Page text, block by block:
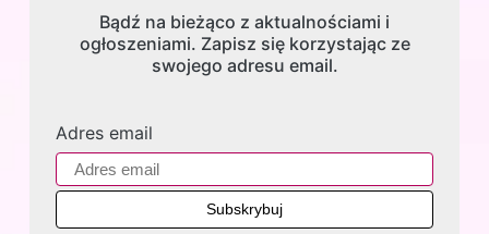
Bądź na bieżąco z aktualnościami i
ogłoszeniami. Zapisz się korzystając ze
swojego adresu email.
Adres email